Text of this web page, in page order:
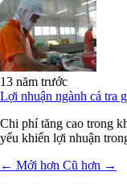
13 năm trước
Lợi nhuận ngành cá tra
Chi phí tăng cao trong
yếu khiến lợi nhuận
← Mới hơn Cũ hơn →